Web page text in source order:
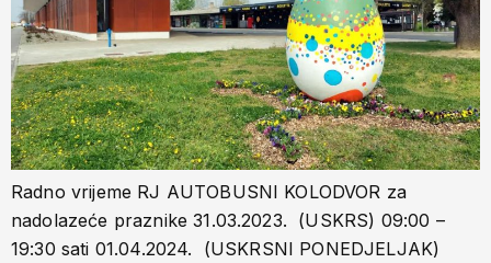
Radno vrijeme RJ AUTOBUSNI KOLODVOR za
nadolazeće praznike 31.03.2023. (USKRS) 09:00 –
19:30 sati 01.04.2024. (USKRSNI PONEDJELJAK)